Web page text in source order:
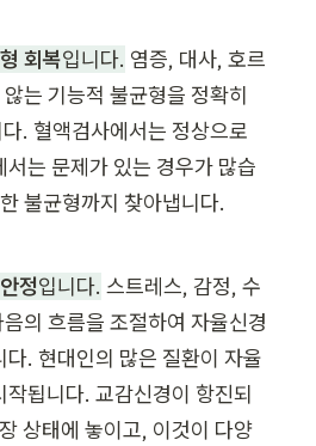
회복입니다. 염증, 대사, 호르
는 기능적 불균형을 정확히
. 혈액검사에서는 정상으로
는 문제가 있는 경우가 많습
불균형까지 찾아냅니다.
정입니다. 스트레스, 감정, 수
의 흐름을 조절하여 자율신경
. 현대인의 많은 질환이 자율
됩니다. 교감신경이 항진되
상태에 놓이고, 이것이 다양